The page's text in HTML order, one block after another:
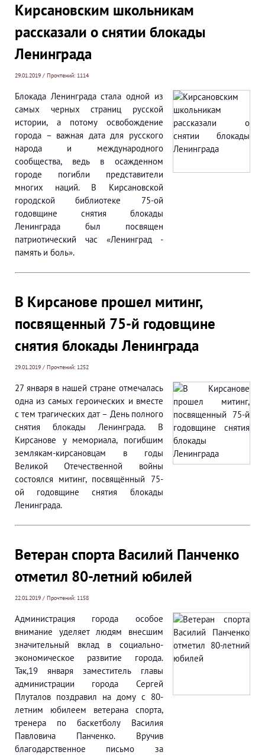
Кирсановским школьникам
рассказали о снятии блокады
Ленинграда
29.01.2019 / Прочтений: 1114
Блокада Ленинграда стала одной из
самых черных страниц русской
истории, а потому освобождение
города – важная дата для русского
народа и международного
сообщества, ведь в осажденном
городе погибли представители
многих наций. В Кирсановской
городской библиотеке 75-ой
годовщине снятия блокады
Ленинграда был посвящен
патриотический час «Ленинград -
память и боль».
В Кирсанове прошел митинг,
посвященный 75-й годовщине
снятия блокады Ленинграда
29.01.2019 / Прочтений: 1252
27 января в нашей стране отмечалась
одна из самых героических и вместе
с тем трагических дат – День полного
снятия блокады Ленинграда. В
Кирсанове у мемориала, погибшим
землякам-кирсановцам в годы
Великой Отечественной войны
состоялся митинг, посвящённый 75-
ой годовщине снятия блокады
Ленинграда.
Ветеран спорта Василий Панченко
отметил 80-летний юбилей
22.01.2019 / Прочтений: 1158
Администрация города особое
внимание уделяет людям внесшим
значительный вклад в социально-
экономическое развитие города.
Так,19 января заместитель главы
администрации города Сергей
Плуталов поздравил на дому с 80-
летним юбилеем ветерана спорта,
тренера по баскетболу Василия
Павловича Панченко. Вручив
благодарственное письмо за